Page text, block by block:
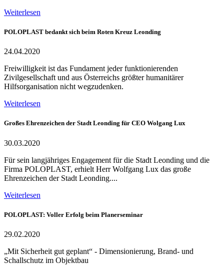
Weiterlesen
POLOPLAST bedankt sich beim Roten Kreuz Leonding
24.04.2020
Freiwilligkeit ist das Fundament jeder funktionierenden
Zivilgesellschaft und aus Österreichs größter humanitärer
Hilfsorganisation nicht wegzudenken.
Weiterlesen
Großes Ehrenzeichen der Stadt Leonding für CEO Wolgang Lux
30.03.2020
Für sein langjähriges Engagement für die Stadt Leonding und die
Firma POLOPLAST, erhielt Herr Wolfgang Lux das große
Ehrenzeichen der Stadt Leonding....
Weiterlesen
POLOPLAST: Voller Erfolg beim Planerseminar
29.02.2020
„Mit Sicherheit gut geplant“ - Dimensionierung, Brand- und
Schallschutz im Objektbau